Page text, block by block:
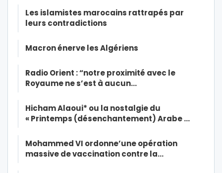
Les islamistes marocains rattrapés par
leurs contradictions
Macron énerve les Algériens
Radio Orient : “notre proximité avec le
Royaume ne s’est à aucun…
Hicham Alaoui* ou la nostalgie du
« Printemps (désenchantement) Arabe …
Mohammed VI ordonne’une opération
massive de vaccination contre la…